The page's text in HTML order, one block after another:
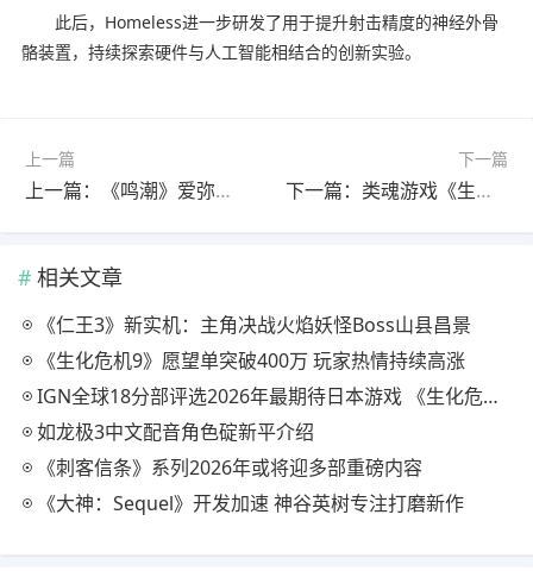
此后，Homeless进一步研发了用于提升射击精度的神经外骨
骼装置，持续探索硬件与人工智能相结合的创新实验。
上一篇
上一篇：《鸣潮》爱弥斯公布！可变身为机兵形态
下一篇
下一篇：类魂游戏《生命之息》1月23日发售 试玩已上线
相关文章
《仁王3》新实机：主角决战火焰妖怪Boss山县昌景
《生化危机9》愿望单突破400万 玩家热情持续高涨
IGN全球18分部评选2026年最期待日本游戏 《生化危机9》登顶
如龙极3中文配音角色碇新平介绍
《刺客信条》系列2026年或将迎多部重磅内容
《大神：Sequel》开发加速 神谷英树专注打磨新作